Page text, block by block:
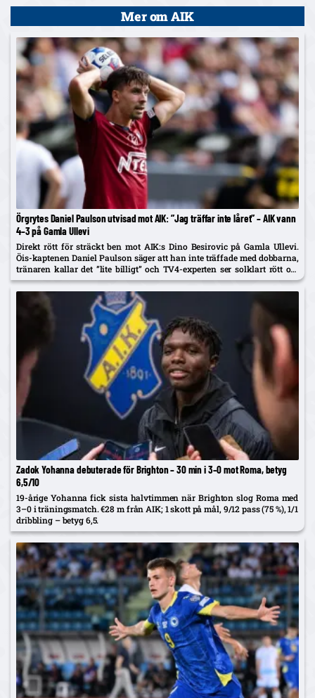
Mer om AIK
Örgrytes Daniel Paulson utvisad mot AIK: ”Jag träffar inte låret” – AIK vann
4–3 på Gamla Ullevi
Direkt rött för sträckt ben mot AIK:s Dino Besirovic på Gamla Ullevi.
Öis-kaptenen Daniel Paulson säger att han inte träffade med dobbarna,
tränaren kallar det ”lite billigt” och TV4-experten ser solklart rött om
det var träff.
Zadok Yohanna debuterade för Brighton – 30 min i 3–0 mot Roma, betyg
6,5/10
19-årige Yohanna fick sista halvtimmen när Brighton slog Roma med
3–0 i träningsmatch. €28 m från AIK; 1 skott på mål, 9/12 pass (75 %), 1/1
dribbling – betyg 6,5.